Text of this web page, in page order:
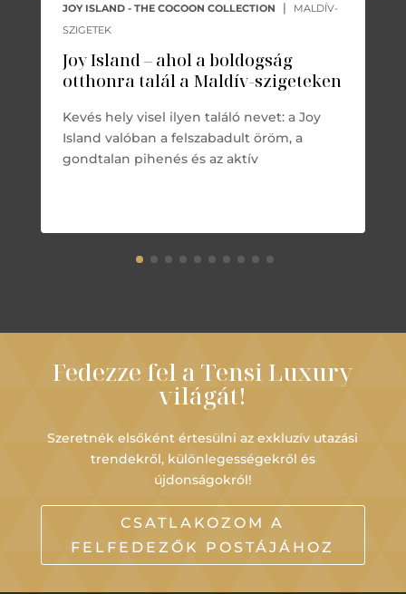
Joy Island – ahol a boldogság
otthonra talál a Maldív-szigeteken
JOY ISLAND - THE COCOON COLLECTION |
MALDÍV-
SZIGETEK
Kevés hely visel ilyen találó nevet: a Joy
Island valóban a felszabadult öröm, a
gondtalan pihenés és az aktív
Fedezze fel a Tensi Luxury
világát!
Szeretnék elsőként értesülni az exkluzív utazási
trendekről, különlegességekről és
újdonságokról!
CSATLAKOZOM A
FELFEDEZŐK POSTÁJÁHOZ